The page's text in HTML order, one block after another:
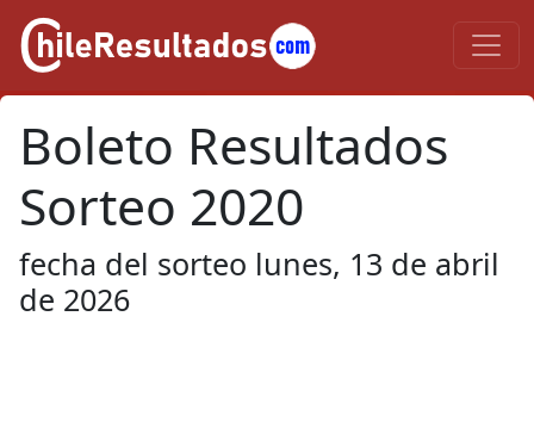
Boleto Resultados
Sorteo 2020
fecha del sorteo lunes, 13 de abril
de 2026